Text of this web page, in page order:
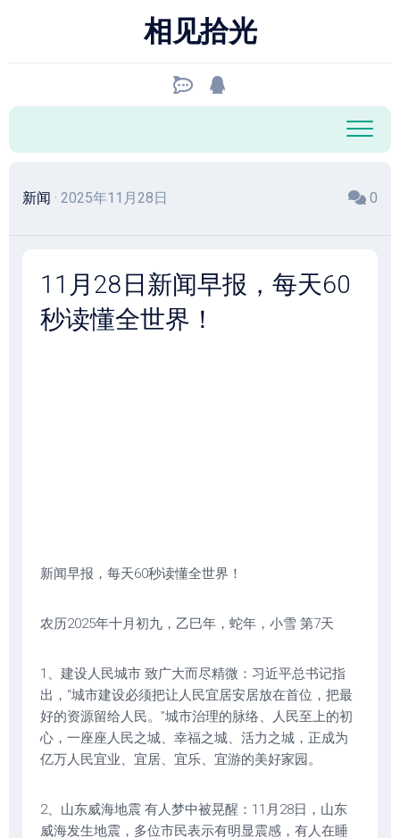
相见拾光
新闻 · 2025年11月28日 0
11月28日新闻早报，每天60
秒读懂全世界！
新闻早报，每天60秒读懂全世界！
农历2025年十月初九，乙巳年，蛇年，小雪 第7天
1、建设人民城市 致广大而尽精微：习近平总书记指
出，“城市建设必须把让人民宜居安居放在首位，把最
好的资源留给人民。”城市治理的脉络、人民至上的初
心，一座座人民之城、幸福之城、活力之城，正成为
亿万人民宜业、宜居、宜乐、宜游的美好家园。
2、山东威海地震 有人梦中被晃醒：11月28日，山东
威海发生地震，多位市民表示有明显震感，有人在睡